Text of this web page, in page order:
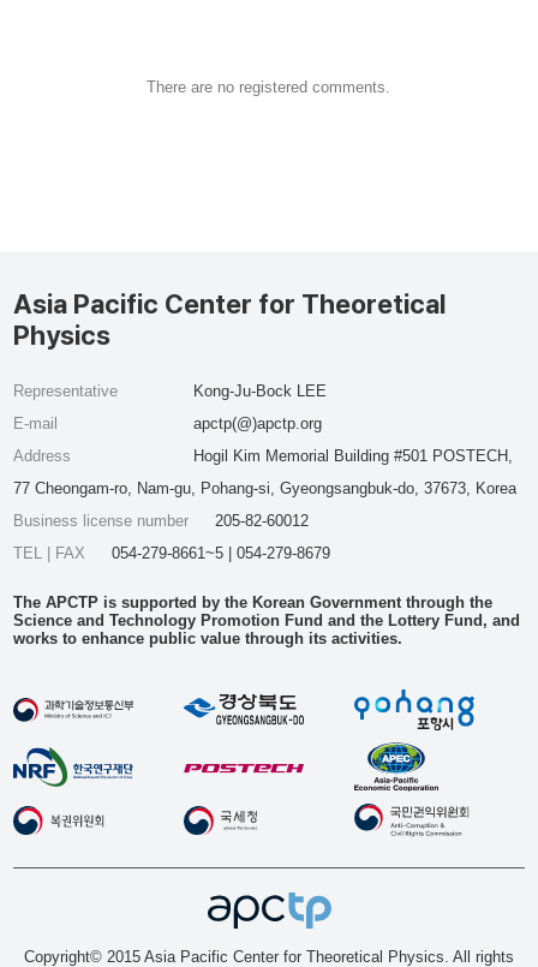
There are no registered comments.
Asia Pacific Center for Theoretical
Physics
Representative
Kong-Ju-Bock LEE
E-mail
apctp(@)apctp.org
Address
Hogil Kim Memorial Building #501 POSTECH,
77 Cheongam-ro, Nam-gu, Pohang-si, Gyeongsangbuk-do, 37673, Korea
Business license number
205-82-60012
TEL | FAX
054-279-8661~5 | 054-279-8679
The APCTP is supported by the Korean Government through the
Science and Technology Promotion Fund and the Lottery Fund, and
works to enhance public value through its activities.
Copyright© 2015 Asia Pacific Center for Theoretical Physics. All rights